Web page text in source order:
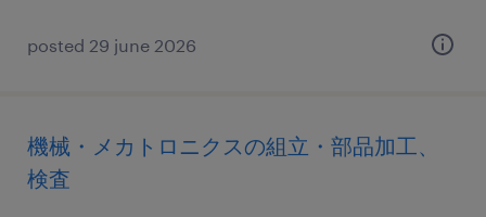
posted 29 june 2026
機械・メカトロニクスの組立・部品加工、
検査